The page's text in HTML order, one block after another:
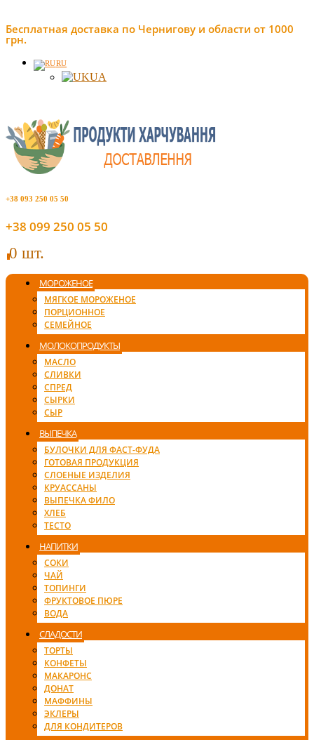
Бесплатная доставка по Чернигову и области от 1000
грн.
RU
UA
+38 093 250 05 50
+38 099 250 05 50
00 шт.
МОРОЖЕНОЕ
МЯГКОЕ МОРОЖЕНОЕ
ПОРЦИОННОЕ
СЕМЕЙНОЕ
МОЛОКОПРОДУКТЫ
МАСЛО
СЛИВКИ
СПРЕД
СЫРКИ
СЫР
ВЫПЕЧКА
БУЛОЧКИ ДЛЯ ФАСТ-ФУДА
ГОТОВАЯ ПРОДУКЦИЯ
СЛОЕНЫЕ ИЗДЕЛИЯ
КРУАССАНЫ
ВЫПЕЧКА ФИЛО
ХЛЕБ
ТЕСТО
НАПИТКИ
СОКИ
ЧАЙ
ТОПИНГИ
ФРУКТОВОЕ ПЮРЕ
ВОДА
СЛАДОСТИ
ТОРТЫ
КОНФЕТЫ
МАКАРОНС
ДОНАТ
МАФФИНЫ
ЭКЛЕРЫ
ДЛЯ КОНДИТЕРОВ